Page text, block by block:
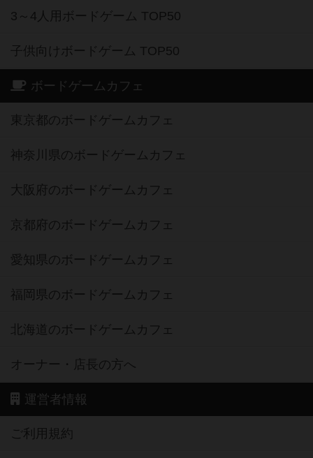
3～4人用ボードゲーム TOP50
子供向けボードゲーム TOP50
ボードゲームカフェ
東京都のボードゲームカフェ
神奈川県のボードゲームカフェ
大阪府のボードゲームカフェ
京都府のボードゲームカフェ
愛知県のボードゲームカフェ
福岡県のボードゲームカフェ
北海道のボードゲームカフェ
オーナー・店長の方へ
運営者情報
ご利用規約